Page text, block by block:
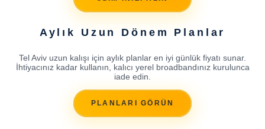
Aylık Uzun Dönem Planlar
Tel Aviv uzun kalışı için aylık planlar en iyi günlük fiyatı sunar.
İhtiyacınız kadar kullanın, kalıcı yerel broadbandınız kurulunca
iade edin.
PLANLARI GÖRÜN